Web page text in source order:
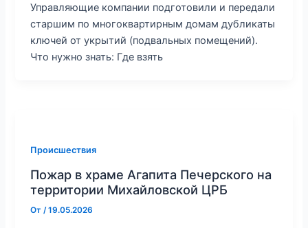
Управляющие компании подготовили и передали
старшим по многоквартирным домам дубликаты
ключей от укрытий (подвальных помещений).
Что нужно знать: Где взять
Происшествия
Пожар в храме Агапита Печерского на
территории Михайловской ЦРБ
От /19.05.2026